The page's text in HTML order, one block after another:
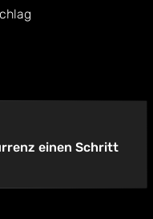
einen Schritt